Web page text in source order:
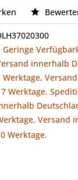
Geringe
innerhalb
Werktage,
Werktage.
Versand
Werktage.